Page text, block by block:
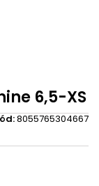
6,5-XS
8055765304667